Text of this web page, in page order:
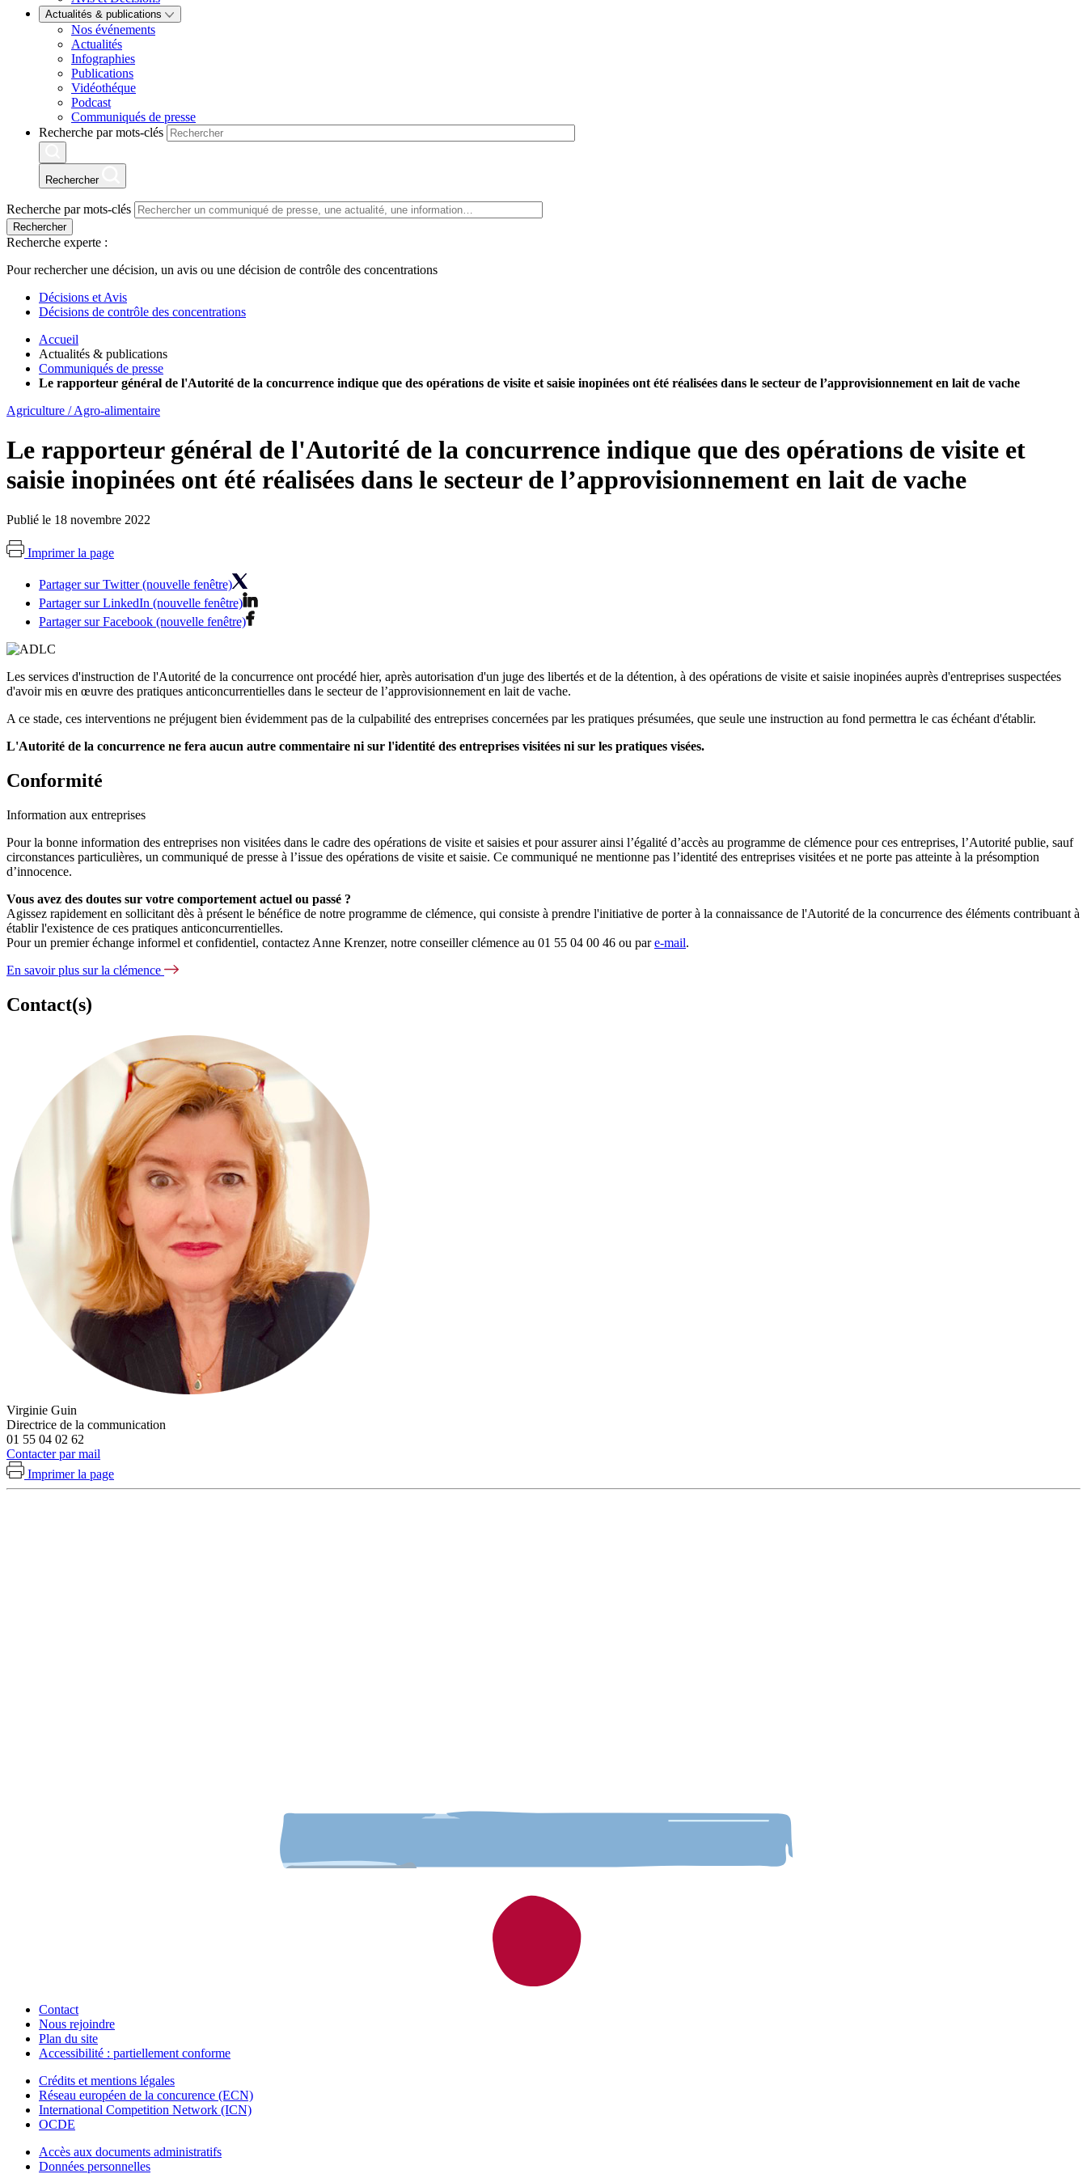
Actualités & publications
Nos événements
Actualités
Infographies
Publications
Vidéothéque
Podcast
Communiqués de presse
Recherche par mots-clés
Rechercher
Recherche par mots-clés
Rechercher
Recherche experte :
Pour rechercher une décision, un avis ou une décision de contrôle des concentrations
Décisions et Avis
Décisions de contrôle des concentrations
Accueil
Actualités & publications
Communiqués de presse
Le rapporteur général de l'Autorité de la concurrence indique que des opérations de visite et saisie inopinées ont été réalisées dans le secteur de l’approvisionnement en lait de vache
Agriculture / Agro-alimentaire
Le rapporteur général de l'Autorité de la concurrence indique que des opérations de visite et
saisie inopinées ont été réalisées dans le secteur de l’approvisionnement en lait de vache
Publié le 18 novembre 2022
Imprimer la page
Partager sur Twitter (nouvelle fenêtre)
Partager sur LinkedIn (nouvelle fenêtre)
Partager sur Facebook (nouvelle fenêtre)
Les services d'instruction de l'Autorité de la concurrence ont procédé hier, après autorisation d'un juge des libertés et de la détention, à des opérations de visite et saisie inopinées auprès d'entreprises suspectées
d'avoir mis en œuvre des pratiques anticoncurrentielles dans le secteur de l’approvisionnement en lait de vache.
A ce stade, ces interventions ne préjugent bien évidemment pas de la culpabilité des entreprises concernées par les pratiques présumées, que seule une instruction au fond permettra le cas échéant d'établir.
L'Autorité de la concurrence ne fera aucun autre commentaire ni sur l'identité des entreprises visitées ni sur les pratiques visées.
Conformité
Information aux entreprises
Pour la bonne information des entreprises non visitées dans le cadre des opérations de visite et saisies et pour assurer ainsi l’égalité d’accès au programme de clémence pour ces entreprises, l’Autorité publie, sauf
circonstances particulières, un communiqué de presse à l’issue des opérations de visite et saisie. Ce communiqué ne mentionne pas l’identité des entreprises visitées et ne porte pas atteinte à la présomption
d’innocence.
Vous avez des doutes sur votre comportement actuel ou passé ?
Agissez rapidement en sollicitant dès à présent le bénéfice de notre programme de clémence, qui consiste à prendre l'initiative de porter à la connaissance de l'Autorité de la concurrence des éléments contribuant à
établir l'existence de ces pratiques anticoncurrentielles.
Pour un premier échange informel et confidentiel, contactez Anne Krenzer, notre conseiller clémence au 01 55 04 00 46 ou pare-mail.
En savoir plus sur la clémence
Contact(s)
Virginie Guin
Directrice de la communication
01 55 04 02 62
Contacter par mail
Imprimer la page
Contact
Nous rejoindre
Plan du site
Accessibilité : partiellement conforme
Crédits et mentions légales
Réseau européen de la concurence (ECN)
International Competition Network (ICN)
OCDE
Accès aux documents administratifs
Données personnelles